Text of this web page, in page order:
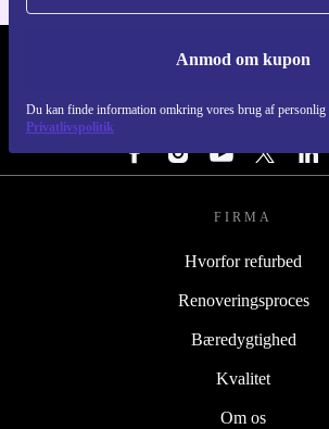
Anmod om kupon
Du kan finde information omkring vores brug af personlig
Privatlivspolitik
REFURBED DANMARK -
FØLG OS
FIRMA
Hvorfor refurbed
Renoveringsproces
Bæredygtighed
Kvalitet
Om os